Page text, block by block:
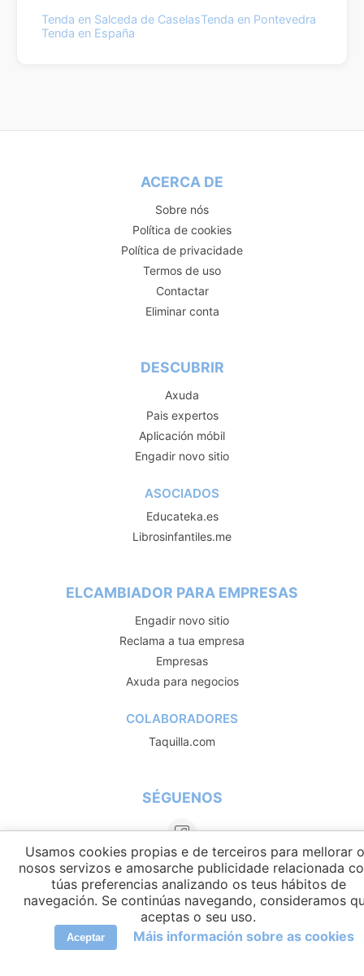
Tenda en Salceda de CaselasTenda en Pontevedra
Tenda en España
ACERCA DE
Sobre nós
Política de cookies
Política de privacidade
Termos de uso
Contactar
Eliminar conta
DESCUBRIR
Axuda
Pais expertos
Aplicación móbil
Engadir novo sitio
ASOCIADOS
Educateka.es
Librosinfantiles.me
ELCAMBIADOR PARA EMPRESAS
Engadir novo sitio
Reclama a tua empresa
Empresas
Axuda para negocios
COLABORADORES
Taquilla.com
SÉGUENOS
Usamos cookies propias e de terceiros para mellorar
nosos servizos e amosarche publicidade relacionada
túas preferencias analizando os teus hábitos de
navegación. Se continúas navegando, consideramos
aceptas o seu uso.
Aceptar Máis información sobre as cookies